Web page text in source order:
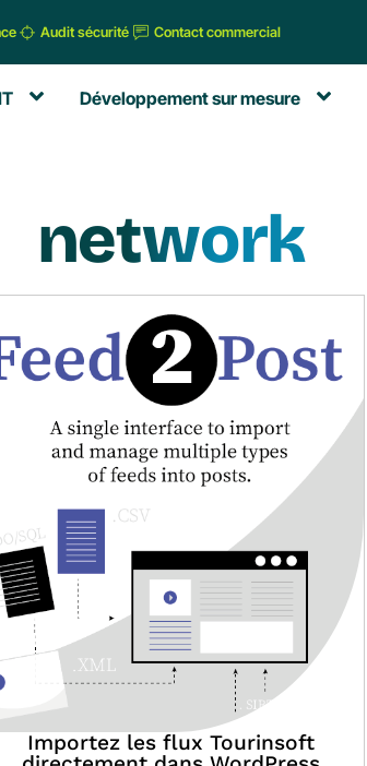
Audit sécurité Contact commercial
Développement sur mesure
network
Importez les flux Tourinsoft